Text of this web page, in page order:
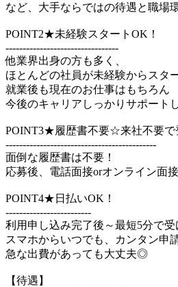
など、大手ならではの待遇と職場
POINT2★未経験スタートOK！
---------------------------------
他業界出身の方も多く、
ほとんどの社員が未経験からスタ
就業後も現在のお仕事はもちろん
今後のキャリアしっかりサポート
POINT3★履歴書不要☆来社不要で
--------------------------------------------
面倒な履歴書は不要！
応募後、電話面接orオンライン面
POINT4★日払いOK！
-------------------------
利用申し込み完了後～最短5分で受
スマホからいつでも、カンタン申
急な出費があっても大丈夫◎
【待遇】